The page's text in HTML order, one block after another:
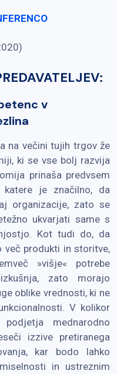
v
na večini tujih trgov že
ki se vse bolj razvija
prinaša predvsem
katere je značilno, da
organizacije, zato se
ukvarjati same s
Kot tudi do, da
več produkti in storitve,
»višje« potrebe
zato morajo
oblike vrednosti, ki ne
V kolikor
mednarodno
izzive pretiranega
kar bodo lahko
in ustreznim